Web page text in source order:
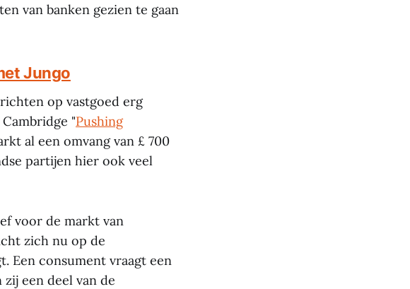
van banken gezien te gaan
Jungo
op vastgoed erg
"Pushing
al een omvang van £ 700
partijen hier ook veel
voor de markt van
zich nu op de
Een consument vraagt een
een deel van de